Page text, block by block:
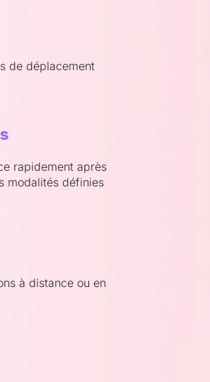
de déplacement
rapidement après
modalités définies
à distance ou en